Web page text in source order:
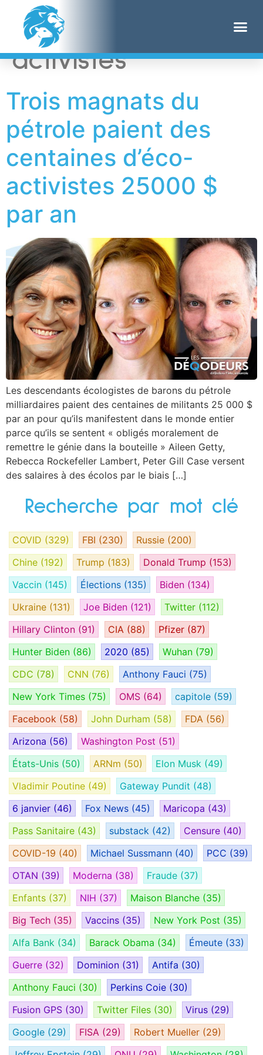
Étiquette :
activistes
Trois magnats du
pétrole paient des
centaines d’éco-
activistes 25000 $
par an
Les descendants écologistes de barons du pétrole
milliardaires paient des centaines de militants 25 000 $
par an pour qu’ils manifestent dans le monde entier
parce qu’ils se sentent « obligés moralement de
remettre le génie dans la bouteille » Aileen Getty,
Rebecca Rockefeller Lambert, Peter Gill Case versent
des salaires à des écolos par le biais […]
Recherche par mot clé
COVID (329) FBI (230) Russie (200)
Chine (192) Trump (183) Donald Trump (153)
Vaccin (145) Élections (135) Biden (134)
Ukraine (131) Joe Biden (121) Twitter (112)
Hillary Clinton (91) CIA (88) Pfizer (87)
Hunter Biden (86) 2020 (85) Wuhan (79)
CDC (78) CNN (76) Anthony Fauci (75)
New York Times (75) OMS (64) capitole (59)
Facebook (58) John Durham (58) FDA (56)
Arizona (56) Washington Post (51)
États-Unis (50) ARNm (50) Elon Musk (49)
Vladimir Poutine (49) Gateway Pundit (48)
6 janvier (46) Fox News (45) Maricopa (43)
Pass Sanitaire (43) substack (42) Censure (40)
COVID-19 (40) Michael Sussmann (40) PCC (39)
OTAN (39) Moderna (38) Fraude (37)
Enfants (37) NIH (37) Maison Blanche (35)
Big Tech (35) Vaccins (35) New York Post (35)
Alfa Bank (34) Barack Obama (34) Émeute (33)
Guerre (32) Dominion (31) Antifa (30)
Anthony Fauci (30) Perkins Coie (30)
Fusion GPS (30) Twitter Files (30) Virus (29)
Google (29) FISA (29) Robert Mueller (29)